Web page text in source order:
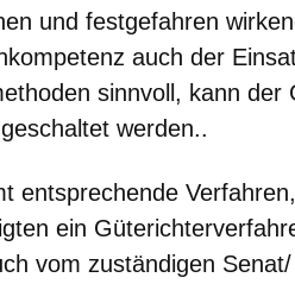
und festgefahren
auch der
sinnvoll, kann der
werden..
entsprechende
ein
vom zuständigen